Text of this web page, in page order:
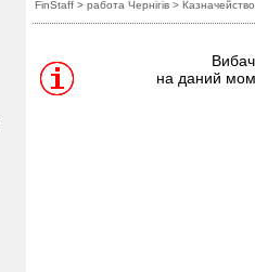
FinStaff > работа Чернігів > Казначейство
на даний